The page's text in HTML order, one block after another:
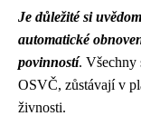
Je důležité si
automatické
povinností. Všechny
OSVČ, zůstávají v
živnosti.